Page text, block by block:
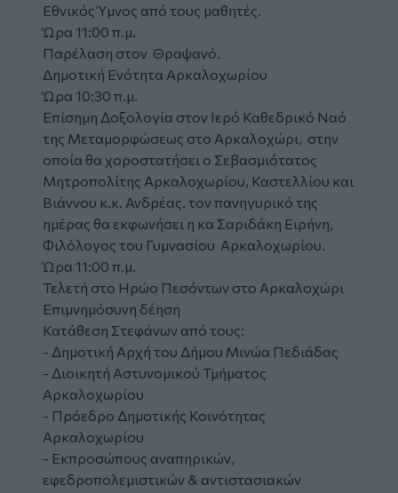
Εθνικός Ύμνος από τους μαθητές.
Ώρα 11:00 π.μ.
Παρέλαση στον Θραψανό.
Δημοτική Ενότητα Αρκαλοχωρίου
Ώρα 10:30 π.μ.
Επίσημη Δοξολογία στον Ιερό Καθεδρικό Ναό
της Μεταμορφώσεως στο Αρκαλοχώρι, στην
οποία θα χοροστατήσει ο Σεβασμιότατος
Μητροπολίτης Αρκαλοχωρίου, Καστελλίου και
Βιάννου κ.κ. Ανδρέας. τον πανηγυρικό της
ημέρας θα εκφωνήσει η κα Σαριδάκη Ειρήνη,
Φιλόλογος του Γυμνασίου Αρκαλοχωρίου.
Ώρα 11:00 π.μ.
Τελετή στο Ηρώο Πεσόντων στο Αρκαλοχώρι
Επιμνημόσυνη δέηση
Κατάθεση Στεφάνων από τους:
- Δημοτική Αρχή του Δήμου Μινώα Πεδιάδας
- Διοικητή Αστυνομικού Τμήματος
Αρκαλοχωρίου
- Πρόεδρο Δημοτικής Κοινότητας
Αρκαλοχωρίου
- Εκπροσώπους αναπηρικών,
εφεδροπολεμιστικών & αντιστασιακών